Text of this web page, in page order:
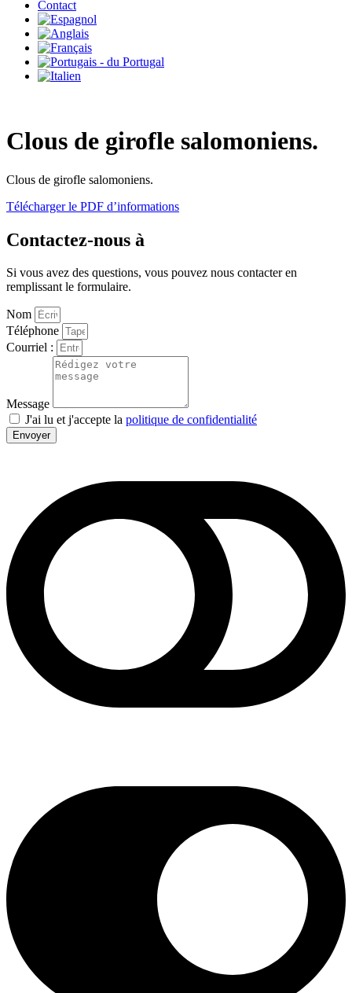
Contact
Clous de girofle salomoniens.
Clous de girofle salomoniens.
Télécharger le PDF d’informations
Contactez-nous à
Si vous avez des questions, vous pouvez nous contacter en
remplissant le formulaire.
Nom
Téléphone
Courriel :
Message
J'ai lu et j'accepte la politique de confidentialité
Envoyer